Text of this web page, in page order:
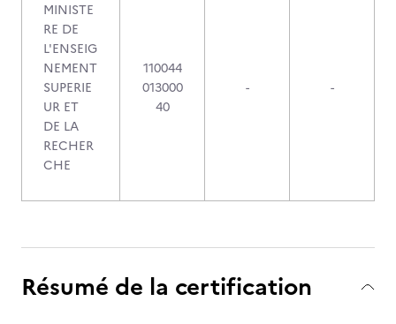
MINISTE
RE DE
L'ENSEIG
NEMENT
SUPERIE
UR ET
DE LA
RECHER
CHE
110044
013000
40
- -
Résumé de la certification